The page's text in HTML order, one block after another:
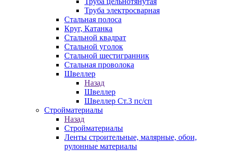
Труба электросварная
Стальная полоса
Круг, Катанка
Стальной квадрат
Стальной уголок
Стальной шестигранник
Стальная проволока
Швеллер
Назад
Швеллер
Швеллер Ст.3 пс/сп
Стройматериалы
Назад
Стройматериалы
Ленты строительные, малярные, обои,
рулонные материалы